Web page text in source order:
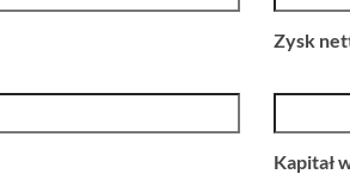
Zysk
Kapitał